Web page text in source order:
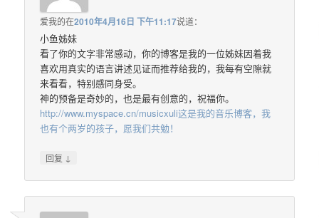
爱我的在2010年4月16日 下午11:17说道：
小鱼姊妹
看了你的文字非常感动，你的博客是我的一位姊妹因着我
喜欢用真实的语言讲述见证而推荐给我的，我每有空隙就
来看看，特别感同身受。
神的预备是奇妙的，也是最有创意的，祝福你。
http://www.myspace.cn/musicxuli这是我的音乐博客，我
也有个两岁的孩子，愿我们共勉！
回复 ↓